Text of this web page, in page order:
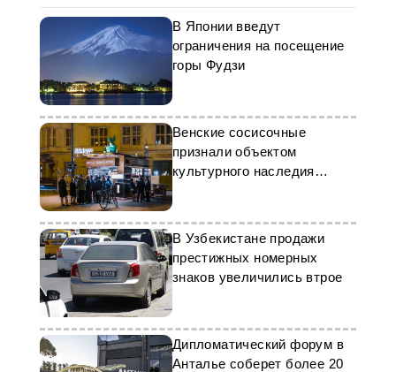
В Японии введут
ограничения на посещение
горы Фудзи
Венские сосисочные
признали объектом
культурного наследия
ЮНЕСКО
В Узбекистане продажи
престижных номерных
знаков увеличились втрое
Дипломатический форум в
Анталье соберет более 20